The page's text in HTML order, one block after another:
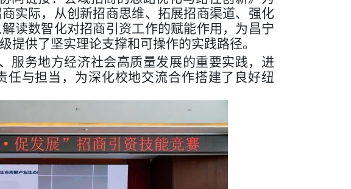
实际，从创新招商思维、拓展招商渠道、强化
读数智化对招商引资工作的赋能作用，为昌宁
提供了坚实理论支撑和可操作的实践路径。
服务地方经济社会高质量发展的重要实践，进
与担当，为深化校地交流合作搭建了良好纽